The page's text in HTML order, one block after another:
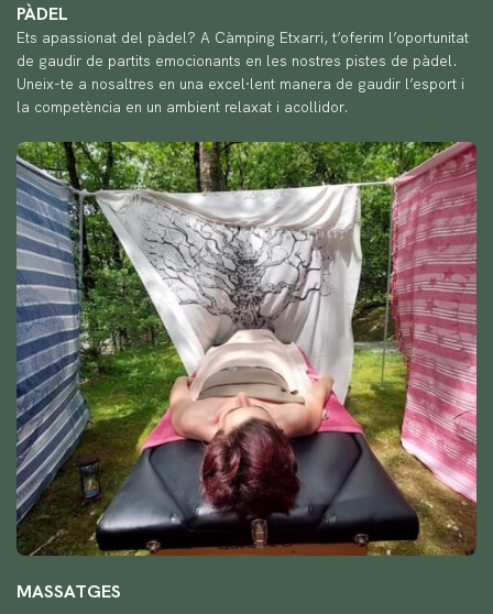
PÀDEL
Ets apassionat del pàdel? A Càmping Etxarri, t’oferim l’oportunitat
de gaudir de partits emocionants en les nostres pistes de pàdel.
Uneix-te a nosaltres en una excel·lent manera de gaudir l’esport i
la competència en un ambient relaxat i acollidor.
MASSATGES